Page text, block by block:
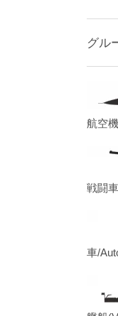
グル
航空
戦闘
車/